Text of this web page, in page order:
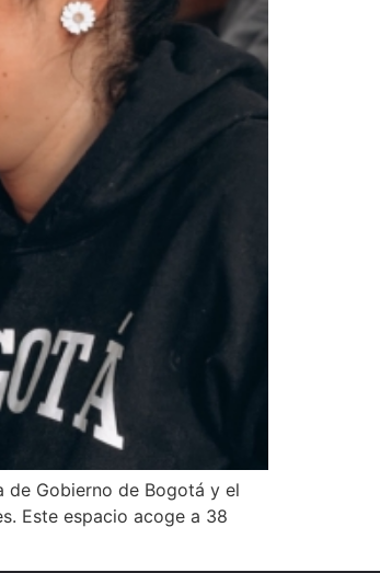
de Gobierno de Bogotá y el
Este espacio acoge a 38